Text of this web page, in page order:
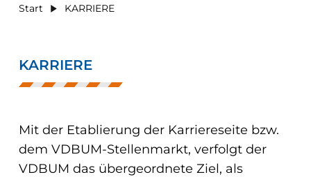
Start KARRIERE
KARRIERE
Mit der Etablierung der Karriereseite bzw.
dem VDBUM-Stellenmarkt, verfolgt der
VDBUM das übergeordnete Ziel, als